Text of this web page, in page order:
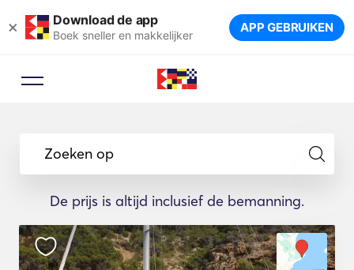
× Download de app
Boek sneller en makkelijker APP GEBRUIKEN
Zoeken op
De prijs is altijd inclusief de bemanning.